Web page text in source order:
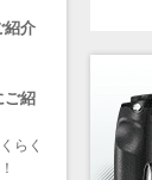
ト）
紹介
ご紹
らく